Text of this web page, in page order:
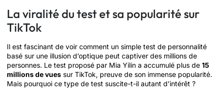
La viralité du test et sa popularité sur
TikTok
Il est fascinant de voir comment un simple test de personnalité
basé sur une illusion d’optique peut captiver des millions de
personnes. Le test proposé par Mia Yilin a accumulé plus de 15
millions de vues sur TikTok, preuve de son immense popularité.
Mais pourquoi ce type de test suscite-t-il autant d’intérêt ?